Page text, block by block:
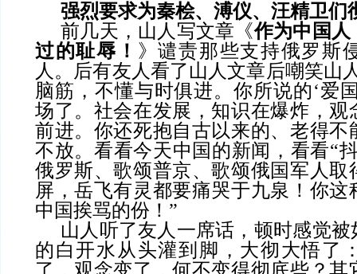
强烈要求为秦桧、溥仪、汪精卫们
前几天，山人写文章《作为中国人
过的耻辱！ 》谴责那些支持俄罗斯
人。后有友人看了山人文章后嘲笑山
脑筋，不懂与时俱进。你所说的‘爱
场了。社会在发展，知识在爆炸，观
前进。你还死抱自古以来的、老得不
不放。看看今天中国的新闻，看看“
俄罗斯、歌颂普京、歌颂俄国军人取
屏，岳飞有灵都要痛哭于九泉！你这
中国挨骂的份！”
山人听了友人一席话，顿时感觉
的白开水从头灌到脚，大彻大悟了